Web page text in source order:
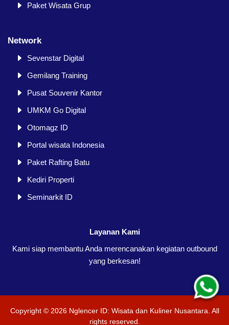
Paket Wisata Grup
Network
Sevenstar Digital
Gemilang Training
Pusat Souvenir Kantor
UMKM Go Digital
Otomagz ID
Portal wisata Indonesia
Paket Rafting Batu
Kediri Properti
Seminarkit ID
Layanan Kami
Kami siap membantu Anda merencanakan kegiatan outbound
yang berkesan!
Copyright © 2026 Nglencer ID: Wisata dan Kuliner Nusantara . All
rights reserved.